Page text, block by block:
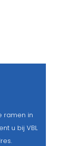
ramen in
u bij VBL